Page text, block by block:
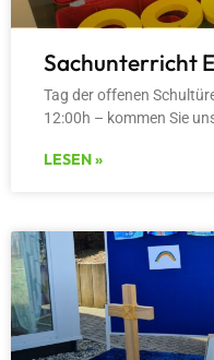
Sachunterricht
Tag der offenen
12:00h – kommen Sie
LESEN »